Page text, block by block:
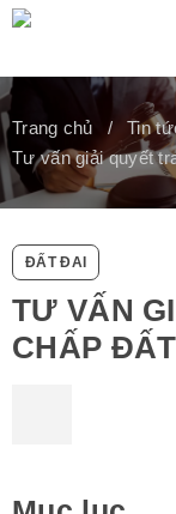
Trang chủ Tin
Tư vấn giải quyết
ĐẤT ĐAI
TƯ VẤN
CHẤP